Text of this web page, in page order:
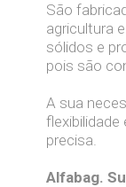
São
agricultura
sólidos e
pois são
A sua
precisa.
Alfabag.